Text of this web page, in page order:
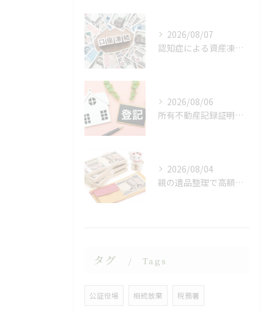
2026/08/07
認知症による資産凍結（デッドロック）
2026/08/06
所有不動産記録証明制度
2026/08/04
親の遺品整理で高額の現金が
タグ Tags
公証役場 相続放棄 税務署